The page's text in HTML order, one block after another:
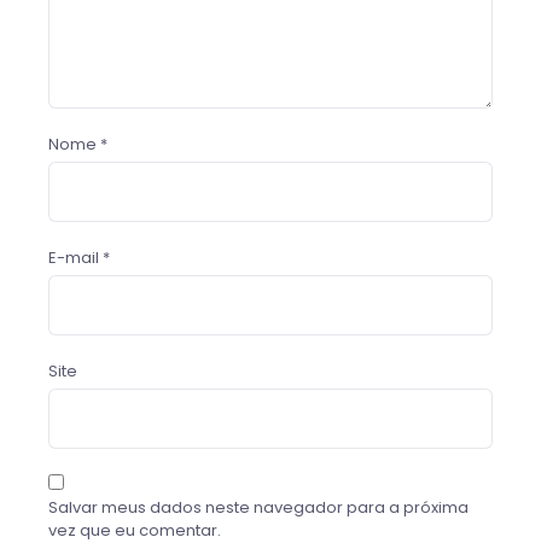
Nome *
E-mail *
Site
Salvar meus dados neste navegador para a próxima
vez que eu comentar.